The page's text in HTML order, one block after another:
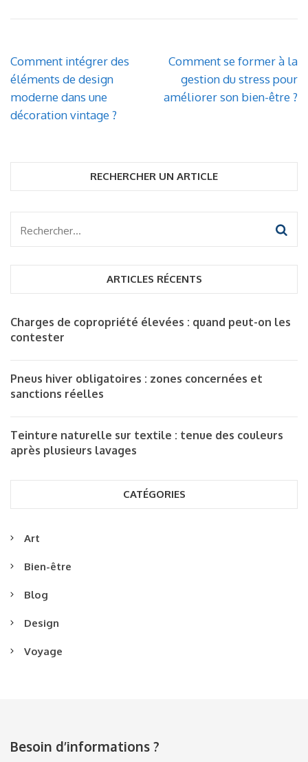
Navigation
de
l’article
Comment intégrer des
éléments de design
moderne dans une
décoration vintage ?
Comment se former à la
gestion du stress pour
améliorer son bien-être ?
RECHERCHER UN ARTICLE
Rechercher :
ARTICLES RÉCENTS
Charges de copropriété élevées : quand peut-on les
contester
Pneus hiver obligatoires : zones concernées et
sanctions réelles
Teinture naturelle sur textile : tenue des couleurs
après plusieurs lavages
CATÉGORIES
Art
Bien-être
Blog
Design
Voyage
Besoin d’informations ?